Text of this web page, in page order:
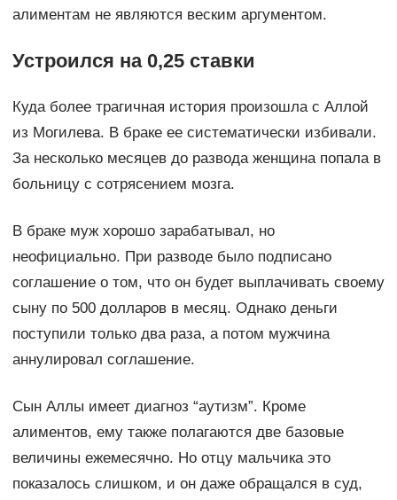
алиментам не являются веским аргументом.
Устроился на 0,25 ставки
Куда более трагичная история произошла с Аллой
из Могилева. В браке ее систематически избивали.
За несколько месяцев до развода женщина попала в
больницу с сотрясением мозга.
В браке муж хорошо зарабатывал, но
неофициально. При разводе было подписано
соглашение о том, что он будет выплачивать своему
сыну по 500 долларов в месяц. Однако деньги
поступили только два раза, а потом мужчина
аннулировал соглашение.
Сын Аллы имеет диагноз “аутизм”. Кроме
алиментов, ему также полагаются две базовые
величины ежемесячно. Но отцу мальчика это
показалось слишком, и он даже обращался в суд,